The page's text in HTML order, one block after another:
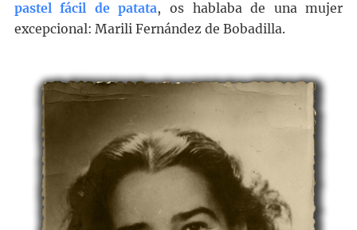
pastel fácil de patata, os hablaba de una mujer
excepcional: Marili Fernández de Bobadilla.